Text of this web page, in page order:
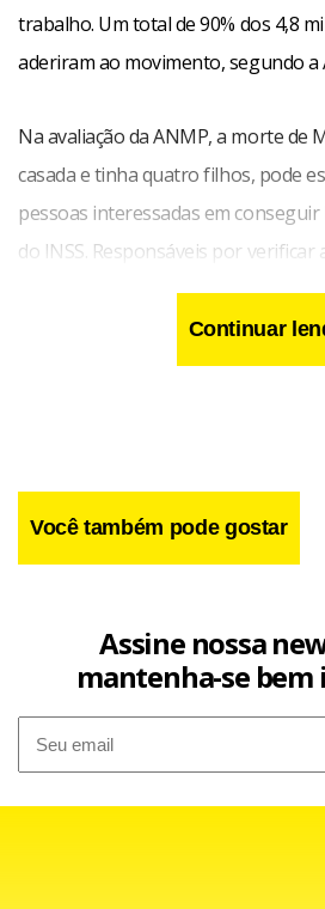
trabalho. Um total de 90% dos 4,8
aderiram ao movimento, segundo a
Na avaliação da ANMP, a morte de
casada e tinha quatro filhos, pode
pessoas interessadas em
do INSS. Responsáveis por verificar
concessão de aposentadorias e
reivindicam melhorias na
que são constantemente agredidos
Continuar
Você também pode gostar
Assine nossa
mantenha-se